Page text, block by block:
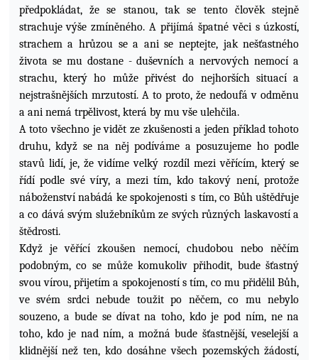
předpokládat, že se stanou, tak se tento člověk stejně
strachuje výše zmíněného. A přijímá špatné věci s úzkostí,
strachem a hrůzou se a ani se neptejte, jak nešťastného
života se mu dostane - duševních a nervových nemocí a
strachu, který ho může přivést do nejhorších situací a
nejstrašnějších mrzutostí. A to proto, že nedoufá v odměnu
a ani nemá trpělivost, která by mu vše ulehčila.
A toto všechno je vidět ze zkušenosti a jeden příklad tohoto
druhu, když se na něj podíváme a posuzujeme ho podle
stavů lidí, je, že vidíme velký rozdíl mezi věřícím, který se
řídí podle své víry, a mezi tím, kdo takový není, protože
náboženství nabádá ke spokojenosti s tím, co Bůh uštědřuje
a co dává svým služebníkům ze svých různých laskavostí a
štědrosti.
Když je věřící zkoušen nemocí, chudobou nebo něčím
podobným, co se může komukoliv přihodit, bude šťastný
svou vírou, přijetím a spokojeností s tím, co mu přidělil Bůh,
ve svém srdci nebude toužit po něčem, co mu nebylo
souzeno, a bude se dívat na toho, kdo je pod ním, ne na
toho, kdo je nad ním, a možná bude šťastnější, veselejší a
klidnější než ten, kdo dosáhne všech pozemských žádostí,